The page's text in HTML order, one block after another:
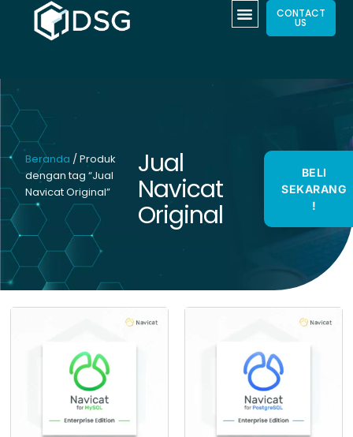
CONTACT
US
Beranda / Produk
dengan tag “Jual
Navicat Original”
Jual
Navicat
Original
BELI
SEKARANG
!